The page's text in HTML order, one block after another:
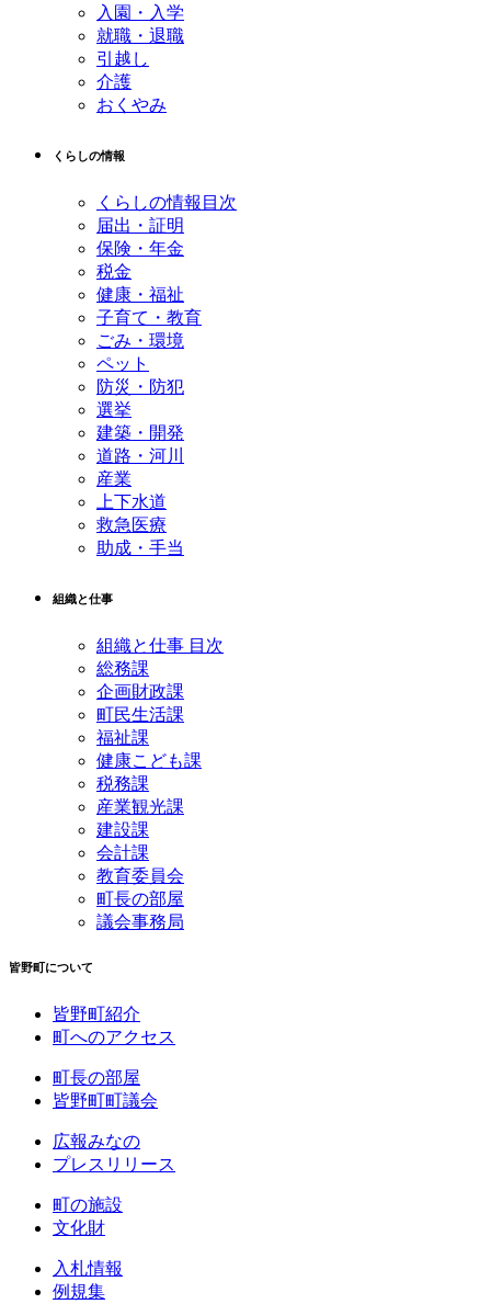
入園・入学
就職・退職
引越し
介護
おくやみ
くらしの情報
くらしの情報目次
届出・証明
保険・年金
税金
健康・福祉
子育て・教育
ごみ・環境
ペット
防災・防犯
選挙
建築・開発
道路・河川
産業
上下水道
救急医療
助成・手当
組織と仕事
組織と仕事 目次
総務課
企画財政課
町民生活課
福祉課
健康こども課
税務課
産業観光課
建設課
会計課
教育委員会
町長の部屋
議会事務局
皆野町について
皆野町紹介
町へのアクセス
町長の部屋
皆野町町議会
広報みなの
プレスリリース
町の施設
文化財
入札情報
例規集